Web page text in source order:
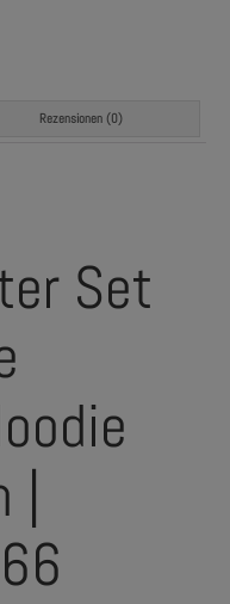
Rezensionen (0)
Set
|